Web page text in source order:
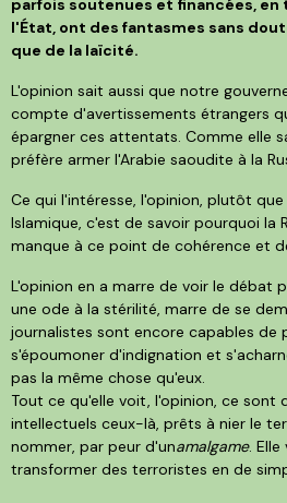
l'État, ont des fantasmes sans
que de la laïcité.
L'opinion sait aussi que notre
compte d'avertissements étrangers
épargner ces attentats. Comme elle
préfère armer l'Arabie saoudite à la
Ce qui l'intéresse, l'opinion, plutôt
Islamique, c'est de savoir pourquoi la
manque à ce point de cohérence et
L'opinion en a marre de voir le débat
une ode à la stérilité, marre de se
journalistes sont encore capables de
s'époumoner d'indignation et
pas la même chose qu'eux.
Tout ce qu'elle voit, l'opinion, ce sont
intellectuels ceux-là, prêts à nier le
nommer, par peur d'unamalgame. Elle
transformer des terroristes en de